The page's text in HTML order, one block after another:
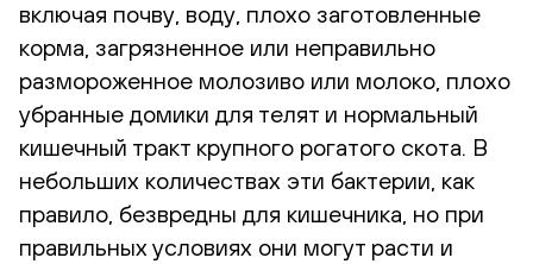
включая почву, воду, плохо заготовленные
корма, загрязненное или неправильно
размороженное молозиво или молоко, плохо
убранные домики для телят и нормальный
кишечный тракт крупного рогатого скота. В
небольших количествах эти бактерии, как
правило, безвредны для кишечника, но при
правильных условиях они могут расти и